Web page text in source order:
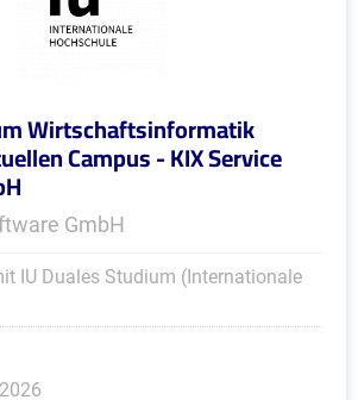
Wirtschaftsinformatik
Campus - KIX Service
GmbH
IU Duales Studium (Internationale